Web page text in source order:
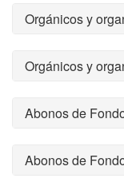
Orgánicos y
Orgánicos y
Abonos de
Abonos de